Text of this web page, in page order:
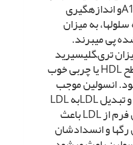
آزمایش هموگلوبین A1Cو اندازه‏گیرى
به میزان
پى مى‏برند.
ترى‏گلیسیرید
خون و پایین آوردن سطح HDL یا چربى خوب
انسولین موجب
افزایش اکسیداسیون و تبدیل LDLبه LDL
اکسیده مى‏شود که این فرم از LDL باعث
رگ‏ها و انسدادشان